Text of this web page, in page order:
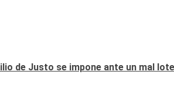
de Justo se impone ante un mal lote